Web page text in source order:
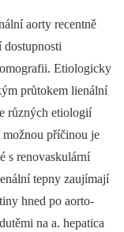
aorty recentně
Etiologicky
průtokem lienální
různých etiologií
možnou příčinou je
s renovaskulární
tepny zaujímají
hned po aorto-
na a. hepatica